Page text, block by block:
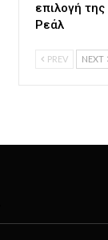
επιλογή
Ρεάλ
PREV NEXT